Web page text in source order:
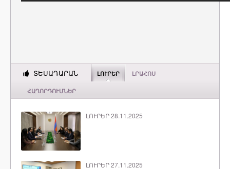
ՏԵՍԱԴԱՐԱՆ ԼՈՒՐԵՐ ԼՐԱՀՈՍ
ՀԱՂՈՐԴՈՒՄՆԵՐ
ԼՈՒՐԵՐ 28.11.2025
ԼՈՒՐԵՐ 27.11.2025